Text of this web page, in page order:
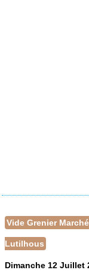
Vide Grenier
Lutilhous
Dimanche 12 Juillet